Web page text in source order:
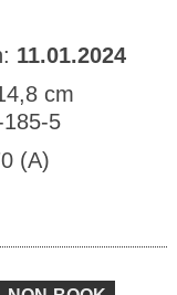
11.01.2024
cm
5
(A)